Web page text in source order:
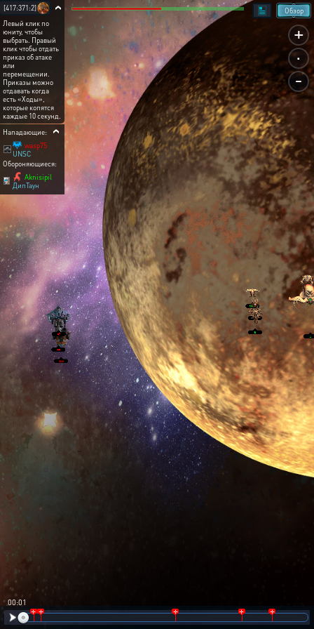
+
.
-
Обзор
[417:371:2]
Левый клик по
юниту, чтобы
выбрать. Правый
клик чтобы отдать
приказ об атаке
или
перемещении.
Приказы можно
отдавать когда
есть «Ходы»,
которые копятся
каждые 10 секунд.
Нападающие:
wasp75
UNSC
Обороняющиеся:
Aknisipil
ДипТаун
00:02